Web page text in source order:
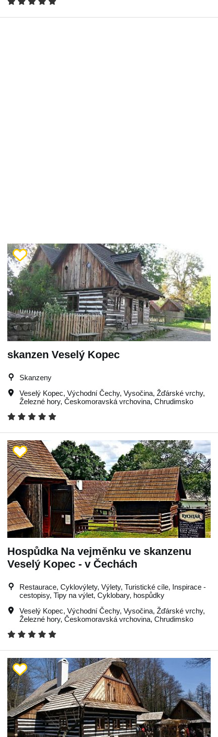
skanzen Veselý Kopec
Skanzeny
Veselý Kopec, Východní Čechy, Vysočina, Žďárské vrchy,
Železné hory, Českomoravská vrchovina, Chrudimsko
Hospůdka Na vejměnku ve skanzenu
Veselý Kopec - v Čechách
Restaurace, Cyklovýlety, Výlety, Turistické cíle, Inspirace -
cestopisy, Tipy na výlet, Cyklobary, hospůdky
Veselý Kopec, Východní Čechy, Vysočina, Žďárské vrchy,
Železné hory, Českomoravská vrchovina, Chrudimsko